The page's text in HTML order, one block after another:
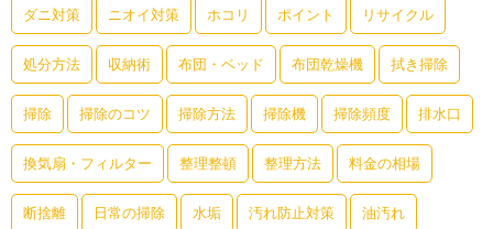
ダニ対策 ニオイ対策 ホコリ ポイント リサイクル
処分方法 収納術 布団・ベッド 布団乾燥機 拭き掃除
掃除 掃除のコツ 掃除方法 掃除機 掃除頻度 排水口
換気扇・フィルター 整理整頓 整理方法 料金の相場
断捨離 日常の掃除 水垢 汚れ防止対策 油汚れ